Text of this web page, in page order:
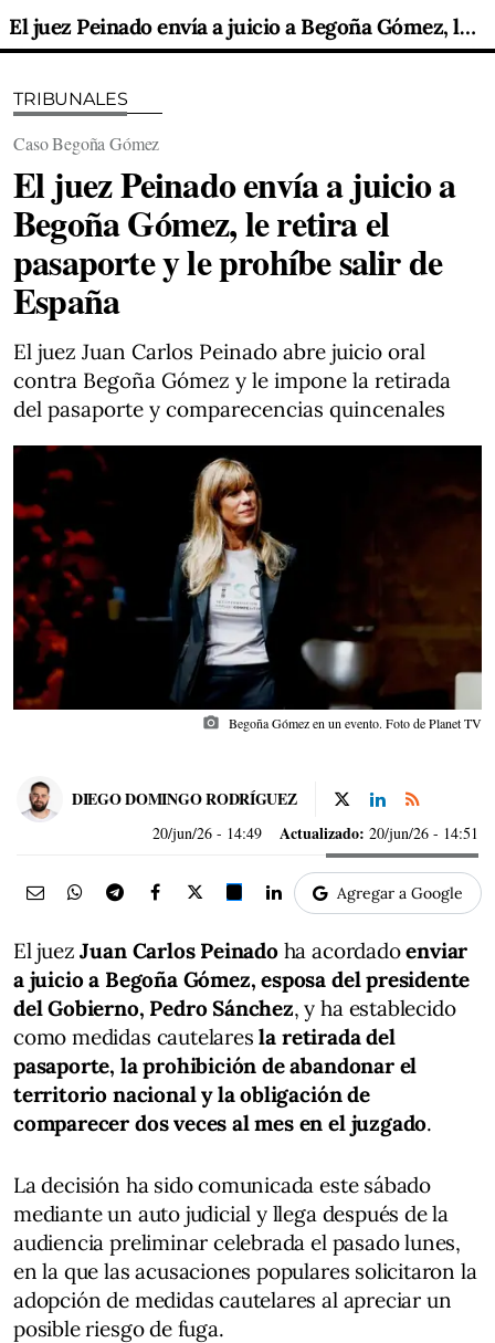
El juez Peinado envía a juicio a Begoña Gómez, le retira el pasaporte y le prohíbe salir de España
TRIBUNALES
Caso Begoña Gómez
El juez Peinado envía a juicio a
Begoña Gómez, le retira el
pasaporte y le prohíbe salir de
España
El juez Juan Carlos Peinado abre juicio oral
contra Begoña Gómez y le impone la retirada
del pasaporte y comparecencias quincenales
photo_camera Begoña Gómez en un evento. Foto de Planet TV
DIEGO DOMINGO RODRÍGUEZ
20/jun/26 - 14:49 Actualizado: 20/jun/26 - 14:51
Agregar a Google
El juezJuan Carlos Peinadoha acordadoenviar
a juicio a Begoña Gómez, esposa del presidente
del Gobierno, Pedro Sánchez, y ha establecido
como medidas cautelaresla retirada del
pasaporte, la prohibición de abandonar el
territorio nacional y la obligación de
comparecer dos veces al mes en el juzgado.
La decisión ha sido comunicada este sábado
mediante un auto judicial y llega después de la
audiencia preliminar celebrada el pasado lunes,
en la que las acusaciones populares solicitaron la
adopción de medidas cautelares al apreciar un
posible riesgo de fuga.